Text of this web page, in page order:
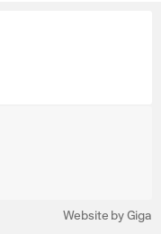
Website by Giga